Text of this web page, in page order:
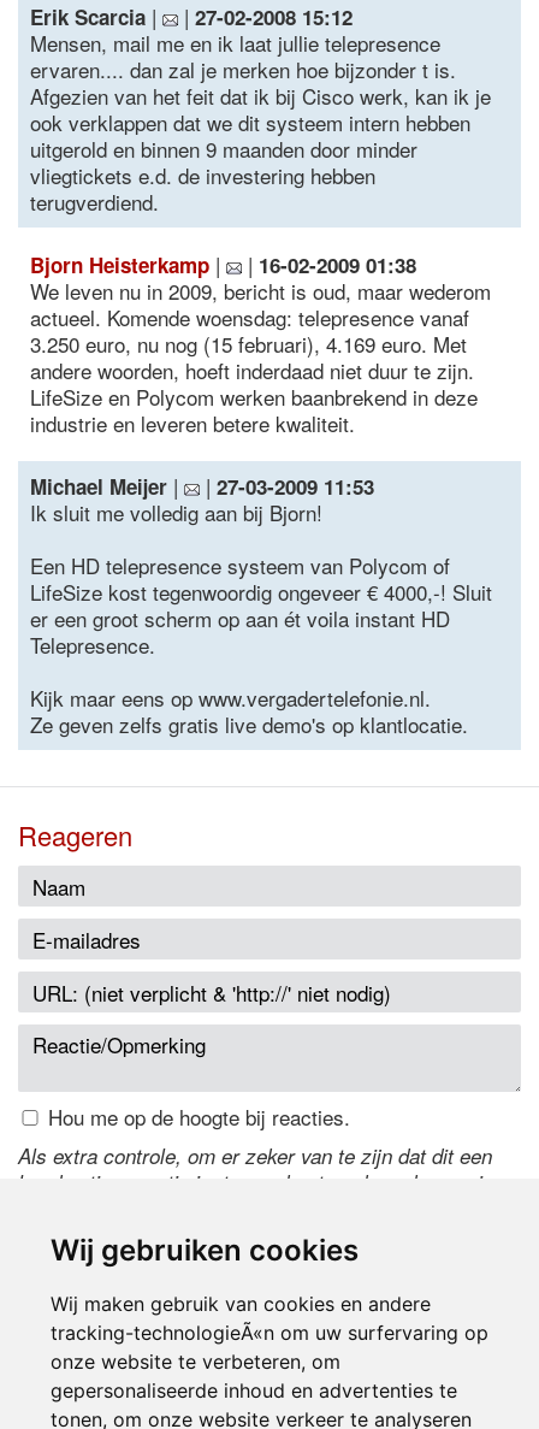
Wij gebruiken cookies
Wij maken gebruik van cookies en andere
tracking-technologieÃ«n om uw surfervaring op
onze website te verbeteren, om
gepersonaliseerde inhoud en advertenties te
tonen, om onze website verkeer te analyseren
Erik Scarcia | | 27-02-2008 15:12
Mensen, mail me en ik laat jullie telepresence
ervaren.... dan zal je merken hoe bijzonder t is.
Afgezien van het feit dat ik bij Cisco werk, kan ik je
ook verklappen dat we dit systeem intern hebben
uitgerold en binnen 9 maanden door minder
vliegtickets e.d. de investering hebben
terugverdiend.
Bjorn Heisterkamp | | 16-02-2009 01:38
We leven nu in 2009, bericht is oud, maar wederom
actueel. Komende woensdag: telepresence vanaf
3.250 euro, nu nog (15 februari), 4.169 euro. Met
andere woorden, hoeft inderdaad niet duur te zijn.
LifeSize en Polycom werken baanbrekend in deze
industrie en leveren betere kwaliteit.
Michael Meijer | | 27-03-2009 11:53
Ik sluit me volledig aan bij Bjorn!
Een HD telepresence systeem van Polycom of
LifeSize kost tegenwoordig ongeveer € 4000,-! Sluit
er een groot scherm op aan ét voila instant HD
Telepresence.
Kijk maar eens op www.vergadertelefonie.nl.
Ze geven zelfs gratis live demo's op klantlocatie.
Reageren
Hou me op de hoogte bij reacties.
Als extra controle, om er zeker van te zijn dat dit een
handmatige reactie is, typ onderstaande code over in
de code te wijzigen.